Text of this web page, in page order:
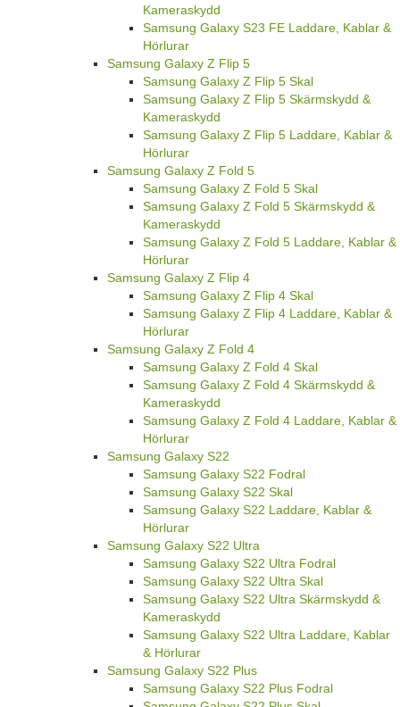
Kameraskydd
Samsung Galaxy S23 FE Laddare, Kablar &
Hörlurar
Samsung Galaxy Z Flip 5
Samsung Galaxy Z Flip 5 Skal
Samsung Galaxy Z Flip 5 Skärmskydd &
Kameraskydd
Samsung Galaxy Z Flip 5 Laddare, Kablar &
Hörlurar
Samsung Galaxy Z Fold 5
Samsung Galaxy Z Fold 5 Skal
Samsung Galaxy Z Fold 5 Skärmskydd &
Kameraskydd
Samsung Galaxy Z Fold 5 Laddare, Kablar &
Hörlurar
Samsung Galaxy Z Flip 4
Samsung Galaxy Z Flip 4 Skal
Samsung Galaxy Z Flip 4 Laddare, Kablar &
Hörlurar
Samsung Galaxy Z Fold 4
Samsung Galaxy Z Fold 4 Skal
Samsung Galaxy Z Fold 4 Skärmskydd &
Kameraskydd
Samsung Galaxy Z Fold 4 Laddare, Kablar &
Hörlurar
Samsung Galaxy S22
Samsung Galaxy S22 Fodral
Samsung Galaxy S22 Skal
Samsung Galaxy S22 Laddare, Kablar &
Hörlurar
Samsung Galaxy S22 Ultra
Samsung Galaxy S22 Ultra Fodral
Samsung Galaxy S22 Ultra Skal
Samsung Galaxy S22 Ultra Skärmskydd &
Kameraskydd
Samsung Galaxy S22 Ultra Laddare, Kablar
& Hörlurar
Samsung Galaxy S22 Plus
Samsung Galaxy S22 Plus Fodral